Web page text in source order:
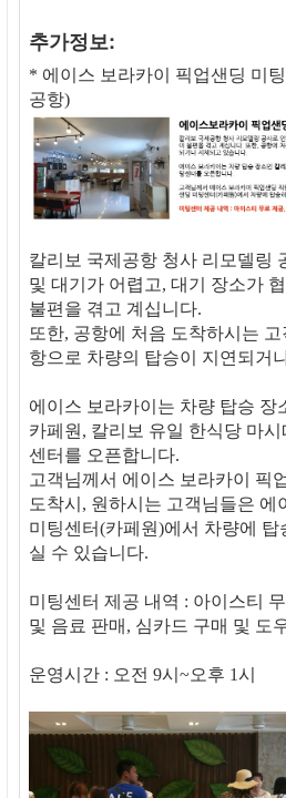
추가정보:
* 에이스 보라카이 픽업샌딩 미
공항)
칼리보 국제공항 청사 리모델링
및 대기가 어렵고, 대기 장소가
불편을 겪고 계십니다.
또한, 공항에 처음 도착하시는
항으로 차량의 탑승이 지연되거
에이스 보라카이는 차량 탑승 장
카페원, 칼리보 유일 한식당 마
센터를 오픈합니다.
고객님께서 에이스 보라카이 픽
도착시, 원하시는 고객님들은 에
미팅센터(카페원)에서 차량에
실 수 있습니다.
미팅센터 제공 내역 : 아이스티
및 음료 판매, 심카드 구매 및 도
운영시간 : 오전 9시~오후 1시